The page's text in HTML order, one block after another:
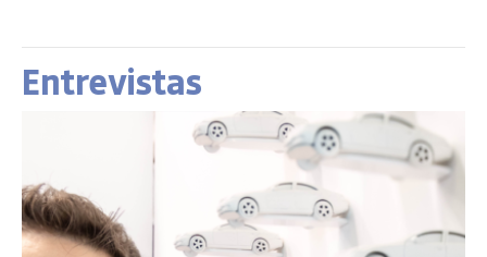
Entrevistas